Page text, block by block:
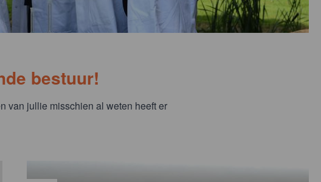
bestuur!
van jullie misschien al weten heeft er